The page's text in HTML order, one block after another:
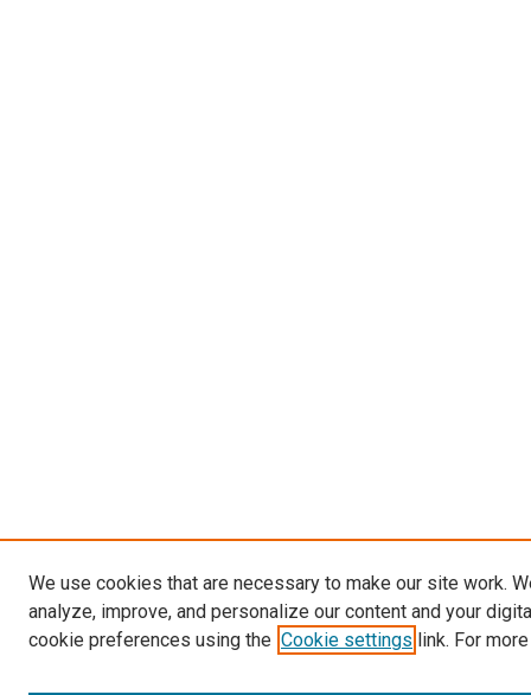
We use cookies that are necessary to make our site work.
analyze, improve, and personalize our content and your
cookie preferences using the Cookie settings link. For